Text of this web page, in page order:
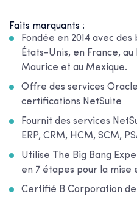
Faits marquants :
Fondée en 2014 avec
États-Unis, en France,
Maurice et au Mexique.
Offre des services
certifications NetSuite
Fournit des services
ERP, CRM, HCM, SCM,
Utilise The Big Bang
en 7 étapes pour la
Certifié B Corporation